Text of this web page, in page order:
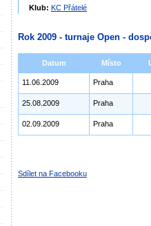
Klub: KC Přátelé
Rok 2009 - turnaje Open -
Datum Místo
11.06.2009 Praha
25.08.2009 Praha
02.09.2009 Praha
Sdílet na Facebooku